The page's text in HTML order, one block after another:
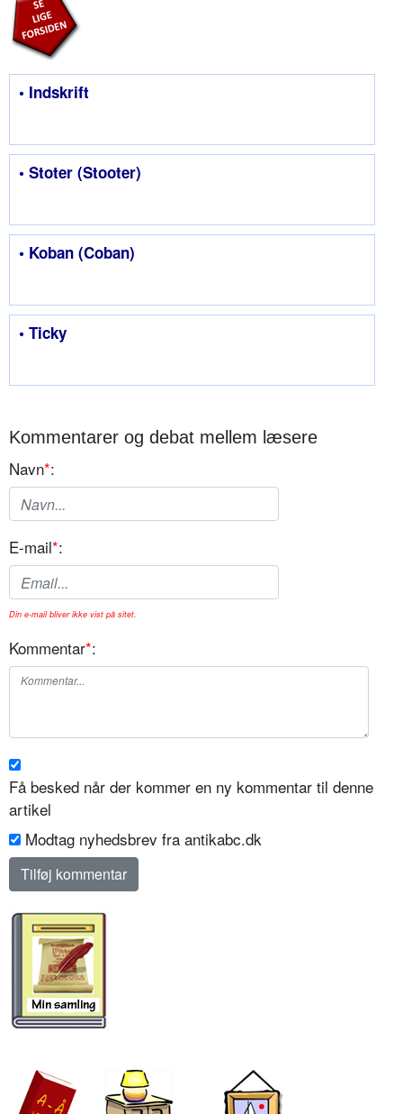
• Indskrift
• Stoter (Stooter)
• Koban (Coban)
• Ticky
Kommentarer og debat mellem læsere
Navn*:
E-mail*:
Din e-mail bliver ikke vist på sitet.
Kommentar*:
Få besked når der kommer en ny kommentar til denne
artikel
Modtag nyhedsbrev fra antikabc.dk